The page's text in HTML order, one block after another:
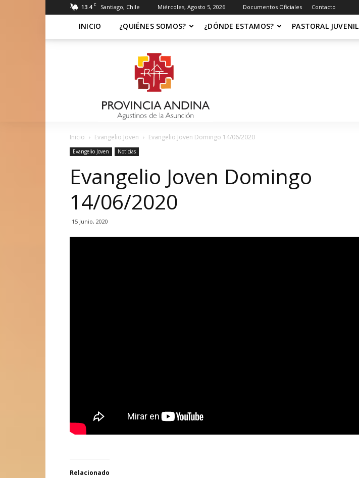
13.4 C Santiago, Chile Miércoles, Agosto 5, 2026 Documentos Oficiales Contacto
INICIO ¿QUIÉNES SOMOS? ¿DÓNDE ESTAMOS? PASTORAL JUVENIL
Asuncionista
Inicio Evangelio Joven Evangelio Joven Domingo 14/06/2020
Evangelio Joven Noticias
Evangelio Joven Domingo
14/06/2020
15 Junio, 2020
Relacionado